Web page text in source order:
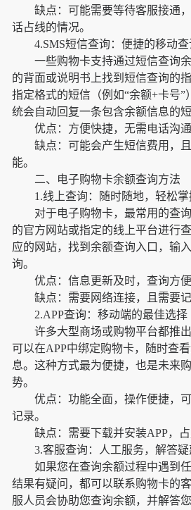
缺点：可能需要等待客服接通，
话占线的情况。
4.SMS短信查询：便捷的移动查
一些购物卡支持通过短信查询余
的背面或说明书上找到短信查询的
指定格式的短信（例如“余额+卡号”
统会自动回复一条包含余额信息的短
优点：方便快捷，无需电话沟通
缺点：可能会产生短信费用，且
能。
二、电子购物卡余额查询方法
1.线上查询：随时随地，轻松掌
对于电子购物卡，最常用的查询
的官方网站或指定的线上平台进行
应的网站，找到余额查询入口，输
询。
优点：信息更新及时，查询方便
缺点：需要网络连接，且需要记
2.APP查询：移动端的最佳选择
许多大型商场或购物平台都推出
可以在APP中绑定购物卡，随时查
息。这种方式最为便捷，也是未来
势。
优点：功能全面，操作便捷，可
记录。
缺点：需要下载并安装APP，占
3.客服查询：人工服务，解答疑
如果您在查询余额过程中遇到任
结果有疑问，都可以联系购物卡的
服人员会协助您查询余额，并解答您